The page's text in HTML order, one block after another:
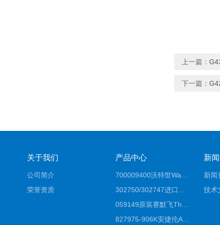
上一篇：
下一篇：
关于我们
公司简介
荣誉资质
产品中心
827975-906K安捷伦Agilent原装ZORBAX液相色谱柱*
新
新闻
技术